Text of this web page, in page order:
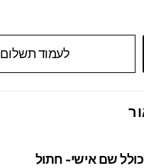
לעמוד תשלום
שם אישי- חתול